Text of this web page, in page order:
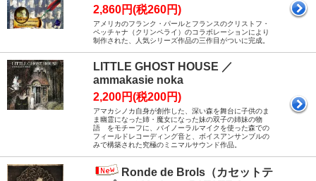
2,860円(税260円)
アメリカのフランク・パールとフランスのクリストフ・
ペッチャナ（クリンペライ）のコラボレーションにより
制作された、人気シリーズ作品の三作目がついに完成。
LITTLE GHOST HOUSE ／
ammakasie noka
2,200円(税200円)
アマカシノカ自身が創作した、深い森を舞台に子供のま
ま幽霊になった姉・魔女になった妹の双子の姉妹の物
語 をモチーフに、バイノーラルマイクを使った森での
フィールドレコーディング音と、ボイスアンサンブルの
みで構築された究極のミニマルサウンド作品。
Ronde de Brols（カセットテ